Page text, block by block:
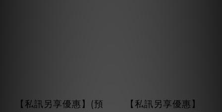
【私訊另享優惠】(預
【私訊另享優惠】